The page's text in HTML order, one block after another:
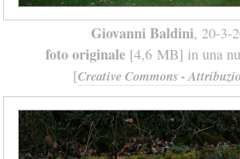
Giovanni Baldini, 20-3-
foto originale[4,6 MB] in una
[Creative Commons -